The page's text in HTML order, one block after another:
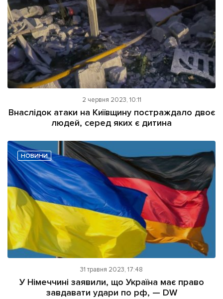
2 червня 2023, 10:11
Внаслідок атаки на Київщину постраждало двоє
людей, серед яких є дитина
НОВИНИ
31 травня 2023, 17:48
У Німеччині заявили, що Україна має право
завдавати удари по рф, — DW